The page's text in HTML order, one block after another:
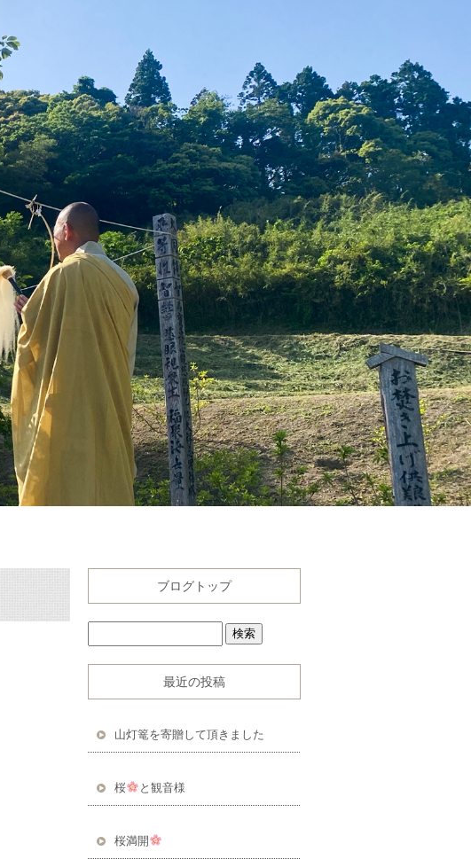
ブログトップ
最近の投稿
山灯篭を寄贈して頂きました
桜 と観音様
桜満開